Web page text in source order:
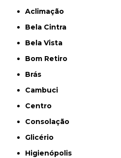
Aclimação
Bela Cintra
Bela Vista
Bom Retiro
Brás
Cambuci
Centro
Consolação
Glicério
Higienópolis